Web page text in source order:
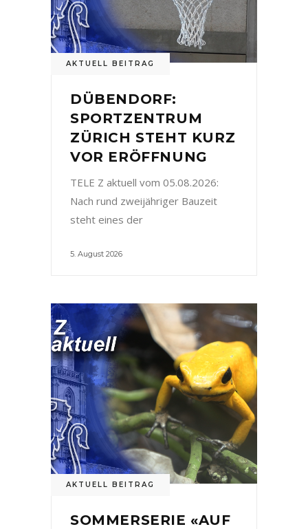
AKTUELL BEITRAG
DÜBENDORF:
SPORTZENTRUM
ZÜRICH STEHT KURZ
VOR ERÖFFNUNG
TELE Z aktuell vom 05.08.2026:
Nach rund zweijähriger Bauzeit
steht eines der
5. August 2026
AKTUELL BEITRAG
SOMMERSERIE «AUF